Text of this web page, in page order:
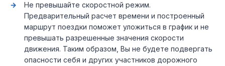
Не превышайте скоростной режим.
Предварительный расчет времени и построенный
маршрут поездки поможет уложиться в график и не
превышать разрешенные значения скорости
движения. Таким образом, Вы не будете подвергать
опасности себя и других участников дорожного